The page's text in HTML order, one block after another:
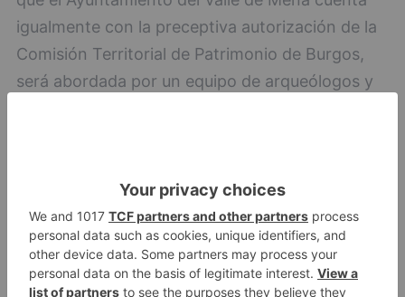
igualmente con la preceptiva autorización de la
Comisión Territorial de Patrimonio de Burgos,
será abordada por un equipo de arqueólogos y
Para la Concejal de Turismo, Lorena Terreros
ilusionante y necesario para la revalorización
cultural y turística del Convento de Santa Ana
de Villasana desde la perspectiva del rigor